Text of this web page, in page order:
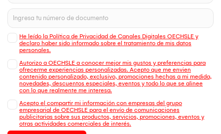
He leído la Política de Privacidad de Canales Digitales OECHSLE y
declaro haber sido informado sobre el tratamiento de mis datos
personales.
Autorizo a OECHSLE a conocer mejor mis gustos y preferencias para
ofrecerme experiencias personalizadas. Acepto que me envien
contenido personalizado, exclusivo, promociones hechas a mi medida,
novedades, descuentos especiales, eventos y todo lo que se alinee
con lo que realmente me interesa.
Acepto el compartir mi información con empresas del grupo
empresarial de OECHSLE para el envío de comunicaciones
publicitarias sobre sus productos, servicios, promociones, eventos y
otras actividades comerciales de interés.